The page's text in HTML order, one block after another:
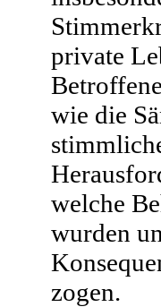
private
wie die
welche
wurden
zogen.